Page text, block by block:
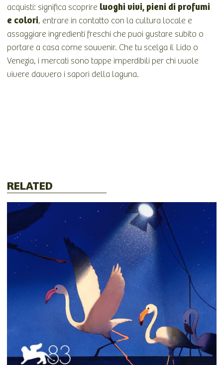
acquisti: significa scoprire luoghi vivi, pieni di profumi
e colori, entrare in contatto con la cultura locale e
assaggiare ingredienti freschi che puoi gustare subito o
portare a casa come souvenir. Che tu scelga il Lido o
Venezia, i mercati sono tappe imperdibili per chi vuole
vivere davvero i sapori della laguna.
RELATED